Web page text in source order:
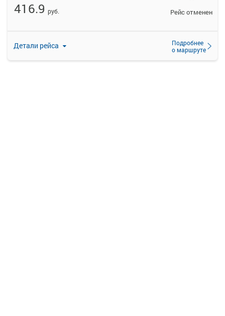
Детали рейса
Подробнее
о маршруте
416.9 руб. Рейс отменен